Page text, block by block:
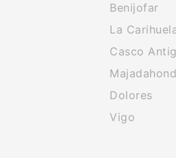
Benijofar
La
Casco
Dolores
Vigo